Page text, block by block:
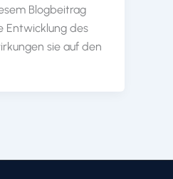
Blogbeitrag
Entwicklung des
sie auf den